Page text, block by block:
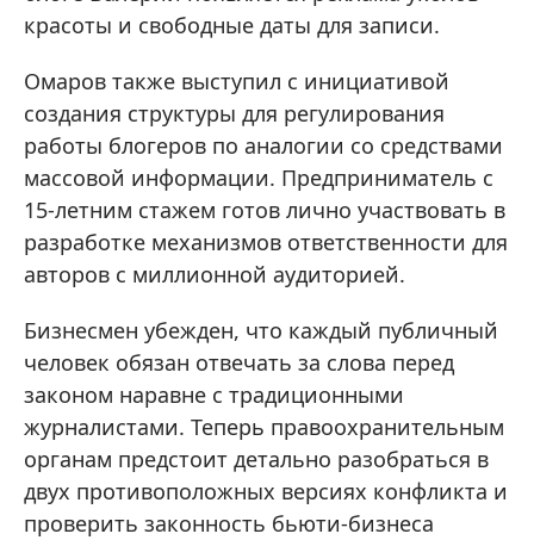
красоты и свободные даты для записи.
Омаров также выступил с инициативой
создания структуры для регулирования
работы блогеров по аналогии со средствами
массовой информации. Предприниматель с
15-летним стажем готов лично участвовать в
разработке механизмов ответственности для
авторов с миллионной аудиторией.
Бизнесмен убежден, что каждый публичный
человек обязан отвечать за слова перед
законом наравне с традиционными
журналистами. Теперь правоохранительным
органам предстоит детально разобраться в
двух противоположных версиях конфликта и
проверить законность бьюти-бизнеса